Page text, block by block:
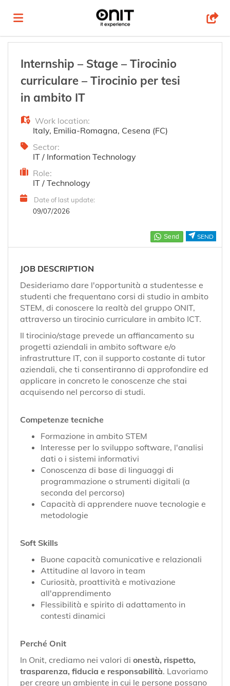
Job
list
Upload
your
CV
Login
Language
FR
IT
DE
ES
SEND
Internship – Stage – Tirocinio
curriculare – Tirocinio per tesi
in ambito IT
Work location:
Italy, Emilia-Romagna, Cesena (FC)
Sector:
IT / Information Technology
Role:
IT / Technology
Date of last update:
09/07/2026
JOB DESCRIPTION
Desideriamo dare l'opportunità a studentesse e
studenti che frequentano corsi di studio in ambito
STEM, di conoscere la realtà del gruppo ONIT,
attraverso un tirocinio curriculare in ambito ICT.
Il tirocinio/stage prevede un affiancamento su
progetti aziendali in ambito software e/o
infrastrutture IT, con il supporto costante di tutor
aziendali, che ti consentiranno di approfondire ed
applicare in concreto le conoscenze che stai
acquisendo nel percorso di studi.
Competenze tecniche
Formazione in ambito STEM
Interesse per lo sviluppo software, l'analisi
dati o i sistemi informativi
Conoscenza di base di linguaggi di
programmazione o strumenti digitali (a
seconda del percorso)
Capacità di apprendere nuove tecnologie e
metodologie
Soft Skills
Buone capacità comunicative e relazionali
Attitudine al lavoro in team
Curiosità, proattività e motivazione
all'apprendimento
Flessibilità e spirito di adattamento in
contesti dinamici
Perché Onit
In Onit, crediamo nei valori di onestà, rispetto,
trasparenza, fiducia e responsabilità. Lavoriamo
per creare un ambiente in cui le persone possano